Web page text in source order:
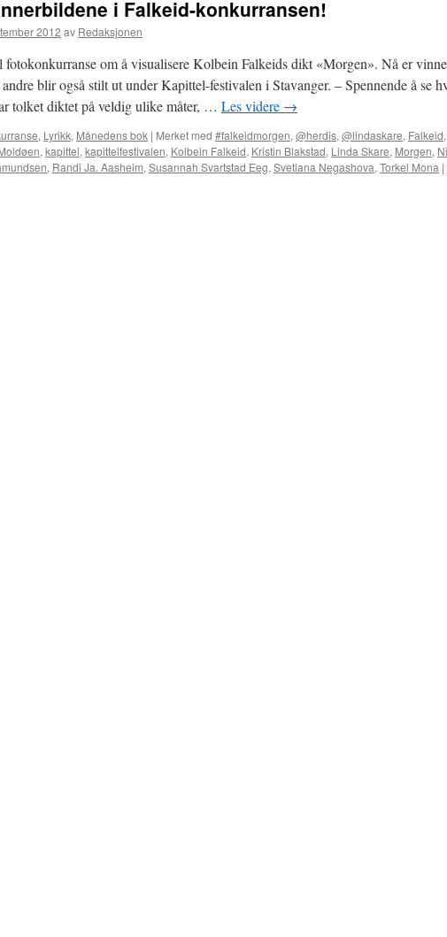
i Falkeid-konkurransen!
2012 av Redaksjonen
om å visualisere Kolbein Falkeids dikt «Morgen». Nå er
blir også stilt ut under Kapittel-festivalen i Stavanger. – Spennende å se
tolket diktet på veldig ulike måter, … Les videre →
, Lyrikk, Månedens bok | Merket med #falkeidmorgen, @herdis, @lindaskare, Falkeid,
, kapittel, kapittelfestivalen, Kolbein Falkeid, Kristin Blakstad, Linda Skare, Morgen,
, Randi Ja. Aasheim, Susannah Svartstad Eeg, Svetlana Negashova, Torkel Mona |